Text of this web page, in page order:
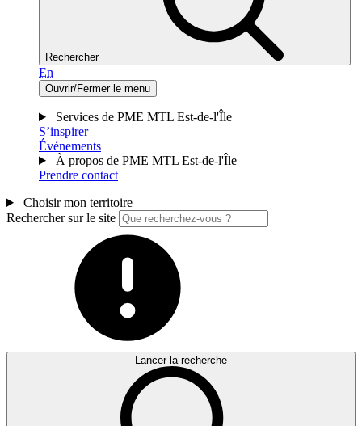
Rechercher
En
Ouvrir/Fermer le menu
Services de PME MTL Est-de-l'Île
S’inspirer
Événements
À propos de PME MTL Est-de-l'Île
Prendre contact
Choisir mon territoire
Rechercher sur le site
Lancer la recherche